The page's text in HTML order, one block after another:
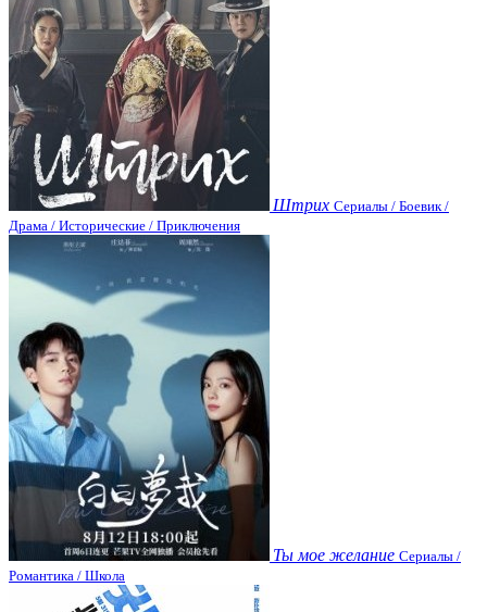
Штрих Сериалы / Боевик /
Драма / Исторические / Приключения
Ты мое желание Сериалы /
Романтика / Школа